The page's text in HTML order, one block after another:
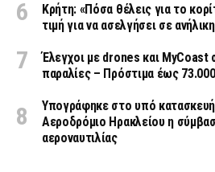
Κρήτη: «Πόσα θέλεις για το
τιμή για να ασελγήσει σε ανήλικη
Έλεγχοι με drones και
παραλίες – Πρόστιμα έως
Υπογράφηκε στο υπό
Αεροδρόμιο Ηρακλείου η
αεροναυτιλίας